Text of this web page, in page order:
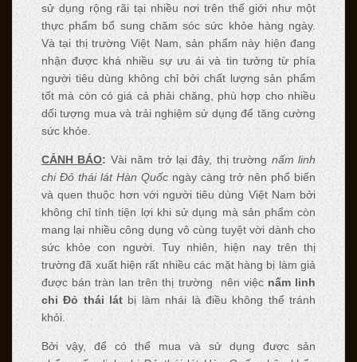
sử dụng rộng rãi tại nhiều nơi trên thế giới như một
thực phẩm bổ sung chăm sóc sức khỏe hàng ngày.
Và tại thị trường Việt Nam, sản phẩm này hiện đang
nhận được khá nhiều sự ưu ái và tin tưởng từ phía
người tiêu dùng không chỉ bởi chất lượng sản phẩm
tốt mà còn có giá cả phải chăng, phù hợp cho nhiều
dối tượng mua và trải nghiệm sử dụng để tăng cường
sức khỏe.
CẢNH BÁO: Vài năm trở lại đây, thị trường nấm linh
chi Đỏ thái lát Hàn Quốc ngày càng trở nên phổ biến
và quen thuộc hơn với người tiêu dùng Việt Nam bởi
không chỉ tính tiện lợi khi sử dụng mà sản phẩm còn
mang lại nhiều công dụng vô cùng tuyệt vời dành cho
sức khỏe con người. Tuy nhiên, hiện nay trên thị
trường đã xuất hiện rất nhiều các mặt hàng bị làm giả
được bán tràn lan trên thị trường nên việc nấm linh
chi Đỏ thái lát bị làm nhái là điều không thể tránh
khỏi.
Bởi vậy, để có thể mua và sử dụng được sản